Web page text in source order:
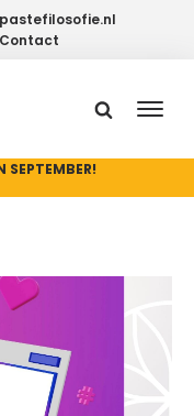
Contact
SEPTEMBER!